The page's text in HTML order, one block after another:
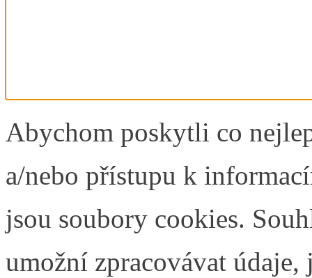
Abychom poskytli co
a/nebo přístupu k
jsou soubory cookies.
umožní zpracovávat